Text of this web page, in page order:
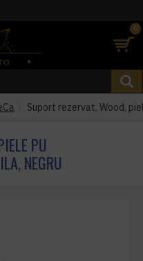
0
Suport rezervat, Wood,
PU
NEGRU